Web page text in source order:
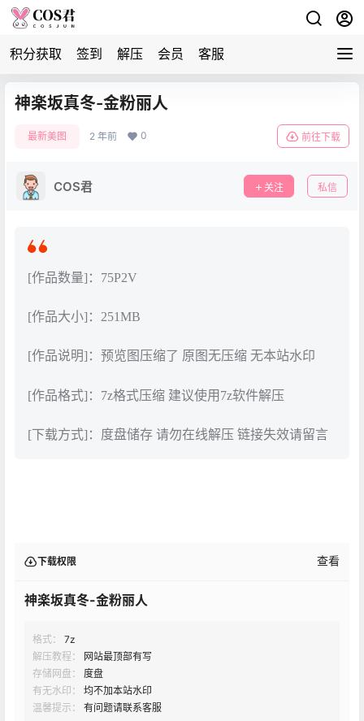
积分获取 签到 解压 会员 客服
神楽坂真冬-金粉丽人
最新美图 2 年前 0 前往下载
COS君 关注 私信
[作品数量]：75P2V
[作品大小]：251MB
[作品说明]：预览图压缩了 原图无压缩 无本站水印
[作品格式]：7z格式压缩 建议使用7z软件解压
[下载方式]：度盘储存 请勿在线解压 链接失效请留言
下载权限 查看
神楽坂真冬-金粉丽人
格式：
7z
解压教程：
网站最顶部有写
存储网盘：
度盘
有无水印：
均不加本站水印
温馨提示：
有问题请联系客服